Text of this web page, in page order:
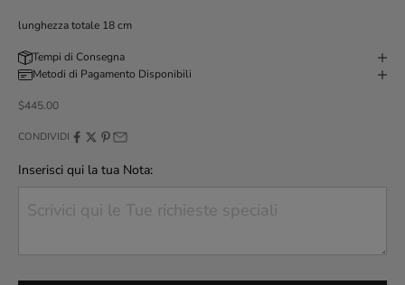
lunghezza totale 18 cm
Tempi di Consegna
Metodi di Pagamento Disponibili
Prezzo scontato
$445.00
CONDIVIDI
Inserisci qui la tua Nota: